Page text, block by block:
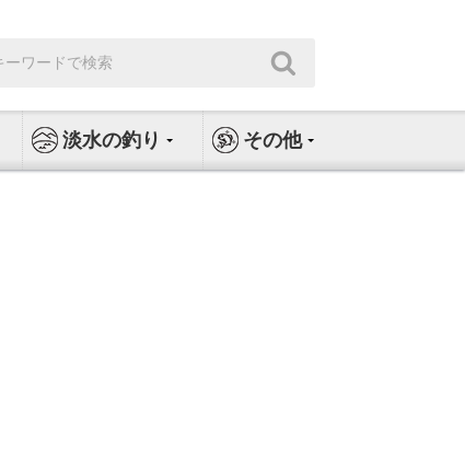
淡水の釣り その他